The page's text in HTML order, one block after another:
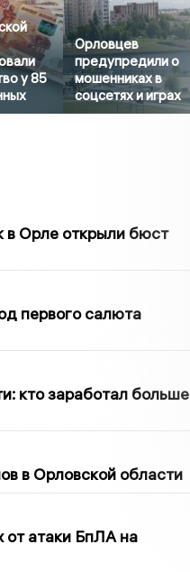
у 85
Орловцев
предупредили о
мошенниках в
соцсетях и играх
в Орле открыли бюст
первого салюта
кто заработал больше
в Орловской области
от атаки БпЛА на